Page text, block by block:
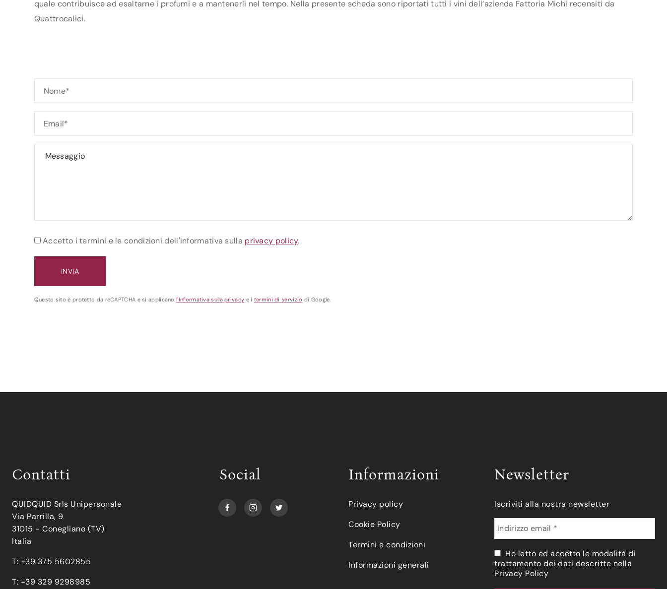
quale contribuisce ad esaltarne i profumi e a mantenerli nel tempo. Nella presente scheda sono riportati tutti i vini dell’azienda Fattoria Michi recensiti da
Quattrocalici.
Accetto i termini e le condizioni dell'informativa sulla privacy policy.
Questo sito è protetto da reCAPTCHA e si applicanol'Informativa sulla privacy e i termini di servizio di Google.
Contatti
QUIDQUID Srls Unipersonale
Via Parrilla, 9
31015 - Conegliano (TV)
Italia
T: +39 375 5602855
T: +39 329 9298985
Social Informazioni
Privacy policy
Cookie Policy
Termini e condizioni
Informazioni generali
Newsletter
Iscriviti alla nostra newsletter
Ho letto ed accetto le modalità di
trattamento dei dati descritte nella
Privacy Policy